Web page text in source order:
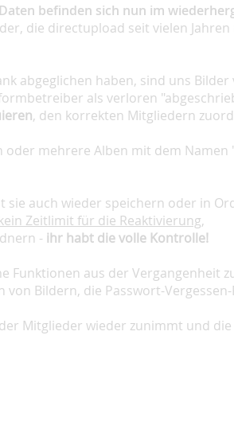
befinden sich nun im
die directupload seit vielen Jahren
abgeglichen haben, sind uns
als verloren
, den korrekten Mitgliedern
oder mehrere Alben mit dem
auch wieder speichern oder in
Zeitlimit für die Reaktivierung,
- ihr habt die volle Kontrolle!
Funktionen aus der Vergangenheit
Bildern, die Passwort-
Mitglieder wieder zunimmt und